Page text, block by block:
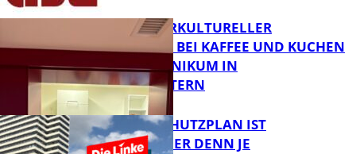
FB News
FB Gesundheit
NEUER INTERKULTURELLER
TREFFPUNKT BEI KAFFEE UND KUCHEN
IM PFALZKLINIKUM IN
KAISERSLAUTERN
EIN HITZESCHUTZPLAN IST
NOTWENDIGER DENN JE